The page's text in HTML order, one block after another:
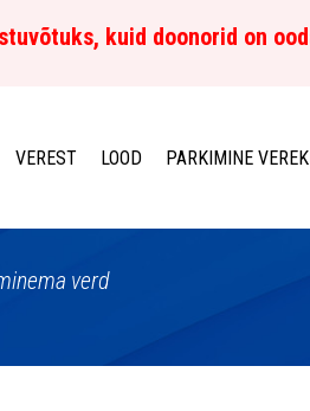
kuid doonorid on
VEREST LOOD PARKIMINE
verd